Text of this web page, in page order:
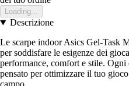
Loading...
Descrizione
Le scarpe indoor Asics Gel-Task
per soddisfare le esigenze dei
performance, comfort e stile. Ogni
pensato per ottimizzare il tuo